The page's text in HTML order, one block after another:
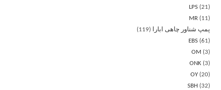
LPS 21
MR
11
پمپ شناور چاهی ابارا
119
EBS 61
OM
3
ONK 3
OY 20
SBH
32